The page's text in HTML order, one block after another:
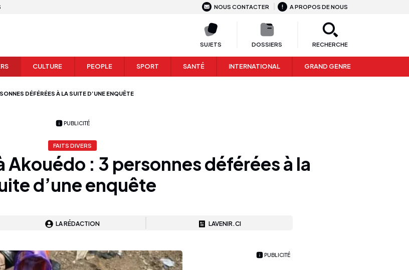
NOUS CONTACTER A PROPOS DE NOUS
SUJETS DOSSIERS RECHERCHE
CULTURE PEOPLE SPORT SANTÉ INTERNATIONAL GRAND GENRE
DÉFÉRÉES À LA SUITE D’UNE ENQUÊTE
PUBLICITÉ
FAITS DIVERS
: 3 personnes déférées à la
d’une enquête
LA RÉDACTION LAVENIR.CI
PUBLICITÉ